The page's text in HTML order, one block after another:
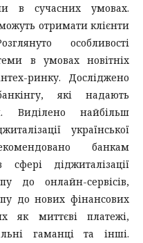
в сучасних умовах.
отримати клієнти
особливості
в умовах новітніх
ринку. Досліджено
які надають
Виділено найбільш
української
банкам
діджиталізації
до онлайн-сервісів,
до нових фінансових
як миттєві платежі,
гаманці та інші.